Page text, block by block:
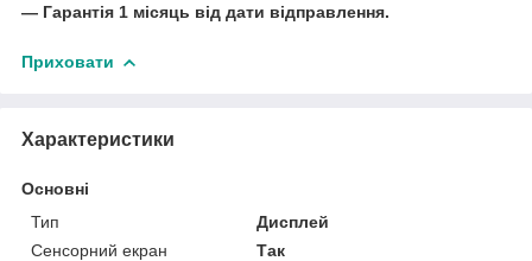
― Гарантія 1 місяць від дати відправлення.
Приховати
Характеристики
Основні
Тип
Дисплей
Сенсорний екран
Так